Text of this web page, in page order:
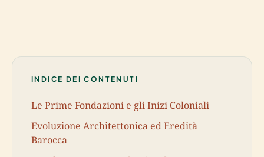
INDICE DEI CONTENUTI
Le Prime Fondazioni e gli Inizi Coloniali
Evoluzione Architettonica ed Eredità
Barocca